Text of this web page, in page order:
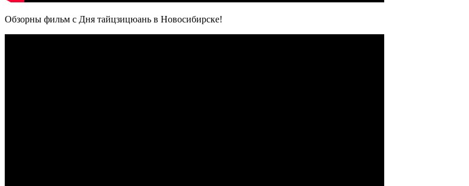
Обзорны фильм с Дня тайцзицюань в Новосибирске!